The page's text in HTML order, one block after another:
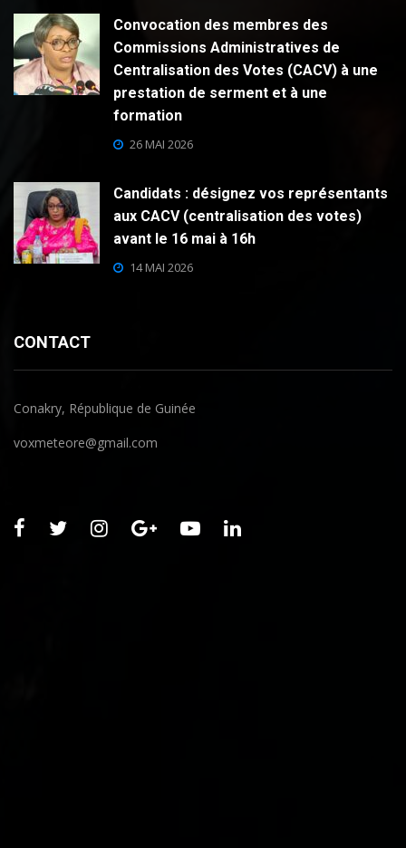
Convocation des membres des
Commissions Administratives de
Centralisation des Votes (CACV) à une
prestation de serment et à une
formation
26 MAI 2026
Candidats : désignez vos représentants
aux CACV (centralisation des votes)
avant le 16 mai à 16h
14 MAI 2026
CONTACT
Conakry, République de Guinée
voxmeteore@gmail.com